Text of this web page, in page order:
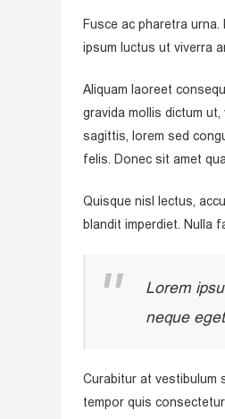
Fusce ac pharetra
ipsum luctus ut viverra
Aliquam laoreet
gravida mollis dictum
sagittis, lorem sed
felis. Donec sit amet
Quisque nisl lectus,
blandit imperdiet. Nulla
Lorem
neque
Curabitur at vestibulum
tempor quis